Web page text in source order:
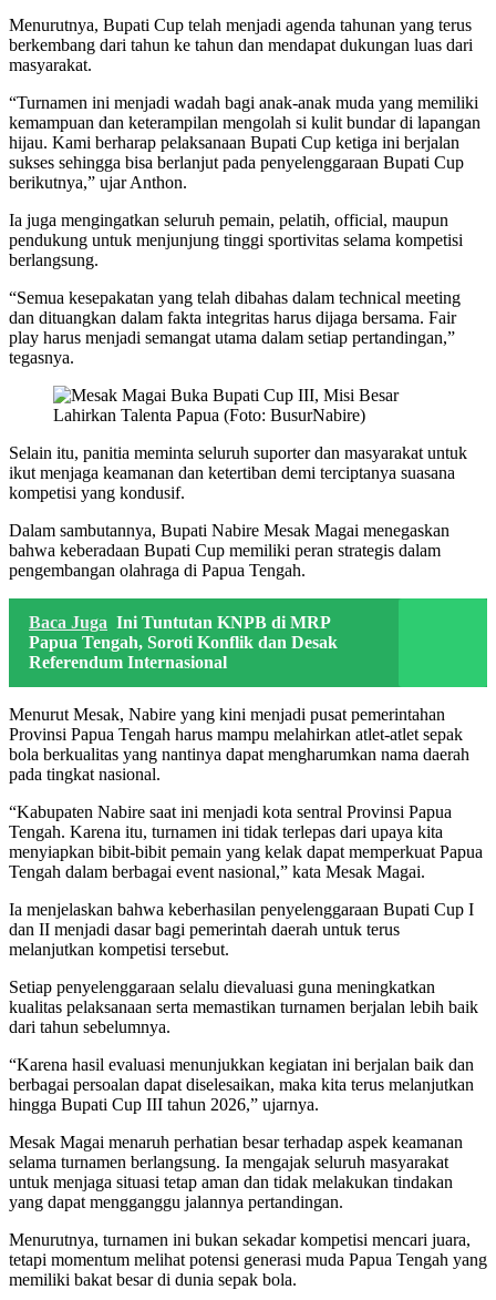
Menurutnya, Bupati Cup telah menjadi agenda tahunan yang terus
berkembang dari tahun ke tahun dan mendapat dukungan luas dari
masyarakat.
“Turnamen ini menjadi wadah bagi anak-anak muda yang memiliki
kemampuan dan keterampilan mengolah si kulit bundar di lapangan
hijau. Kami berharap pelaksanaan Bupati Cup ketiga ini berjalan
sukses sehingga bisa berlanjut pada penyelenggaraan Bupati Cup
berikutnya,” ujar Anthon.
Ia juga mengingatkan seluruh pemain, pelatih, official, maupun
pendukung untuk menjunjung tinggi sportivitas selama kompetisi
berlangsung.
“Semua kesepakatan yang telah dibahas dalam technical meeting
dan dituangkan dalam fakta integritas harus dijaga bersama. Fair
play harus menjadi semangat utama dalam setiap pertandingan,”
tegasnya.
Selain itu, panitia meminta seluruh suporter dan masyarakat untuk
ikut menjaga keamanan dan ketertiban demi terciptanya suasana
kompetisi yang kondusif.
Dalam sambutannya, Bupati Nabire Mesak Magai menegaskan
bahwa keberadaan Bupati Cup memiliki peran strategis dalam
pengembangan olahraga di Papua Tengah.
Baca Juga Ini Tuntutan KNPB di MRP
Papua Tengah, Soroti Konflik dan Desak
Referendum Internasional
Menurut Mesak, Nabire yang kini menjadi pusat pemerintahan
Provinsi Papua Tengah harus mampu melahirkan atlet-atlet sepak
bola berkualitas yang nantinya dapat mengharumkan nama daerah
pada tingkat nasional.
“Kabupaten Nabire saat ini menjadi kota sentral Provinsi Papua
Tengah. Karena itu, turnamen ini tidak terlepas dari upaya kita
menyiapkan bibit-bibit pemain yang kelak dapat memperkuat Papua
Tengah dalam berbagai event nasional,” kata Mesak Magai.
Ia menjelaskan bahwa keberhasilan penyelenggaraan Bupati Cup I
dan II menjadi dasar bagi pemerintah daerah untuk terus
melanjutkan kompetisi tersebut.
Setiap penyelenggaraan selalu dievaluasi guna meningkatkan
kualitas pelaksanaan serta memastikan turnamen berjalan lebih baik
dari tahun sebelumnya.
“Karena hasil evaluasi menunjukkan kegiatan ini berjalan baik dan
berbagai persoalan dapat diselesaikan, maka kita terus melanjutkan
hingga Bupati Cup III tahun 2026,” ujarnya.
Mesak Magai menaruh perhatian besar terhadap aspek keamanan
selama turnamen berlangsung. Ia mengajak seluruh masyarakat
untuk menjaga situasi tetap aman dan tidak melakukan tindakan
yang dapat mengganggu jalannya pertandingan.
Menurutnya, turnamen ini bukan sekadar kompetisi mencari juara,
tetapi momentum melihat potensi generasi muda Papua Tengah yang
memiliki bakat besar di dunia sepak bola.